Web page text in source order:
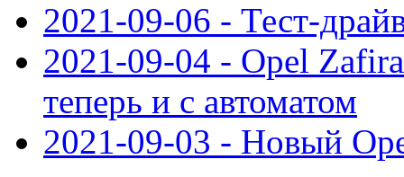
2021-09-06 - Тест-
2021-09-04 - Opel
теперь и с автоматом
2021-09-03 - Новый